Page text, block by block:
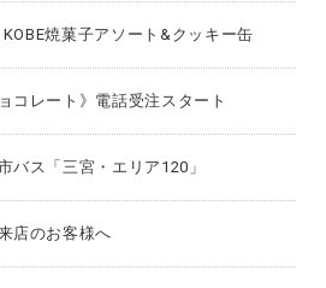
KOBE焼菓子アソート&クッキー缶
コレート》電話受注スタート
バス「三宮・エリア120」
店のお客様へ